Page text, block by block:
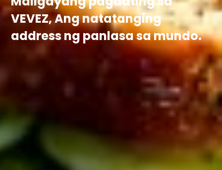
VEVEZ, Ang natatanging
address ng panlasa sa mundo.